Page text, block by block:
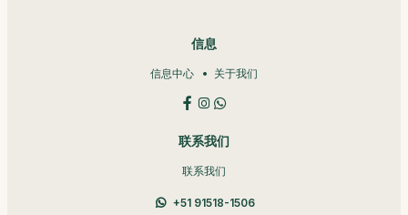
信息
信息中心 关于我们
联系我们
联系我们
+51 91518-1506